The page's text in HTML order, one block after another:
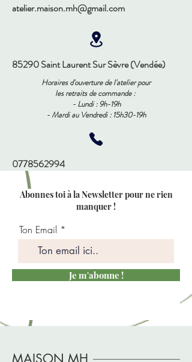
atelier.maison.mh@gmail.com
85290 Saint Laurent Sur Sèvre (Vendée)
Horaires d'ouverture de l'atelier pour
les retraits de commande :
- Lundi : 9h-19h
- Mardi au Vendredi : 15h30-19h
0778562994
Abonnes toi à la Newsletter pour ne rien
manquer !
Ton Email
Je m'abonne !
MAISON MH